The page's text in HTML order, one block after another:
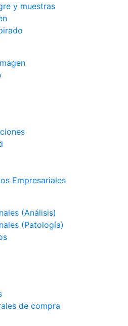
y muestras
Empresariales
(Análisis)
(Patología)
de compra